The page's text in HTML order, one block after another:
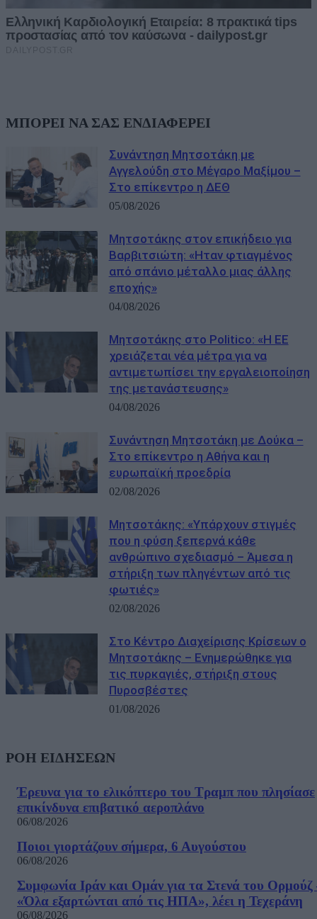
ΜΠΟΡΕΙ ΝΑ ΣΑΣ ΕΝΔΙΑΦΕΡΕΙ
Συνάντηση Μητσοτάκη με
Αγγελούδη στο Μέγαρο Μαξίμου –
Στο επίκεντρο η ΔΕΘ
05/08/2026
Μητσοτάκης στον επικήδειο για
Βαρβιτσιώτη: «Ηταν φτιαγμένος
από σπάνιο μέταλλο μιας άλλης
εποχής»
04/08/2026
Μητσοτάκης στο Politico: «Η ΕΕ
χρειάζεται νέα μέτρα για να
αντιμετωπίσει την εργαλειοποίηση
της μετανάστευσης»
04/08/2026
Συνάντηση Μητσοτάκη με Δούκα –
Στο επίκεντρο η Αθήνα και η
ευρωπαϊκή προεδρία
02/08/2026
Μητσοτάκης: «Υπάρχουν στιγμές
που η φύση ξεπερνά κάθε
ανθρώπινο σχεδιασμό – Άμεσα η
στήριξη των πληγέντων από τις
φωτιές»
02/08/2026
Στο Κέντρο Διαχείρισης Κρίσεων ο
Μητσοτάκης – Ενημερώθηκε για
τις πυρκαγιές, στήριξη στους
Πυροσβέστες
01/08/2026
ΡΟΗ ΕΙΔΗΣΕΩΝ
Έρευνα για το ελικόπτερο του Τραμπ που πλησίασε
επικίνδυνα επιβατικό αεροπλάνο
06/08/2026
Ποιοι γιορτάζουν σήμερα, 6 Αυγούστου
06/08/2026
Συμφωνία Ιράν και Ομάν για τα Στενά του Ορμούζ
«Όλα εξαρτώνται από τις ΗΠΑ», λέει η Τεχεράνη
06/08/2026